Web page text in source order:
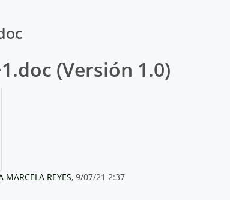
(Versión 1.0)
MARCELA REYES, 9/07/21 2:37